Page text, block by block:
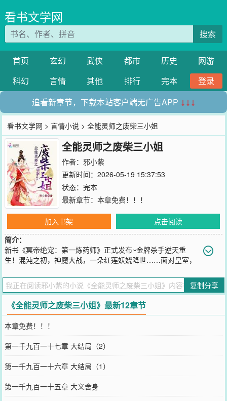
看书文学网
搜索
首页 玄幻 武侠 都市 历史
网游
科幻
言情 其他 排行 完本
登录
追看新章节，下载本站客户端无广告APP ↓↓↓
看书文学网 >言情小说 > 全能灵师之废柴三小姐
全能灵师之废柴三小姐
作者： 邪小紫
更新时间：2026-05-19 15:37:53
状态：完本
最新章节： 本章免费！！！
加入书架
点击阅读
简介：
新书《冥帝绝宠：第一炼药师》正式发布~金牌杀手逆天重
生！混沌之初，神魔大战，一朵红莲妖娆降世……面对皇室，
一代一双人，你，给不起！”紫家废物嫡女，一朝觉醒，一双凤眸祸
世，她不再是她……
您要是觉得《全能灵师之废柴三小姐》还不错的话请不要忘记向您QQ
群和微博微信里的朋友推荐哦！
复制分享
《全能灵师之废柴三小姐》最新12章节
本章免费！！！
第一千九百一十七章 大结局（2）
第一千九百一十六章 大结局（1）
第一千九百一十五章 大义舍身